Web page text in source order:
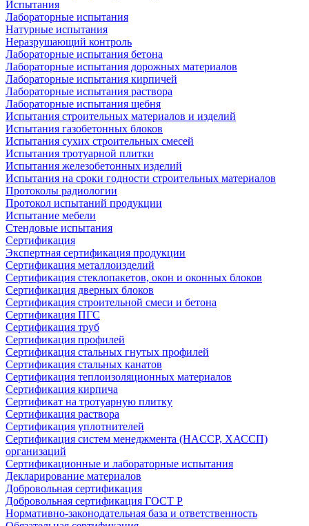
Испытания
Лабораторные испытания
Натурные испытания
Неразрушающий контроль
Лабораторные испытания бетона
Лабораторные испытания дорожных материалов
Лабораторные испытания кирпичей
Лабораторные испытания раствора
Лабораторные испытания щебня
Испытания строительных материалов и изделий
Испытания газобетонных блоков
Испытания сухих строительных смесей
Испытания тротуарной плитки
Испытания железобетонных изделий
Испытания на сроки годности строительных материалов
Протоколы радиологии
Протокол испытаний продукции
Испытание мебели
Стендовые испытания
Сертификация
Экспертная сертификация продукции
Сертификация металлоизделий
Сертификация стеклопакетов, окон и оконных блоков
Сертификация дверных блоков
Сертификация строительной смеси и бетона
Сертификация ПГС
Сертификация труб
Сертификация профилей
Сертификация стальных гнутых профилей
Сертификация стальных канатов
Сертификация теплоизоляционных материалов
Сертификация кирпича
Сертификат на тротуарную плитку
Сертификация раствора
Сертификация уплотнителей
Сертификация систем менеджмента (HACCP, ХАССП)
организаций
Сертификационные и лабораторные испытания
Декларирование материалов
Добровольная сертификация
Добровольная сертификация ГОСТ Р
Нормативно-законодательная база и ответственность